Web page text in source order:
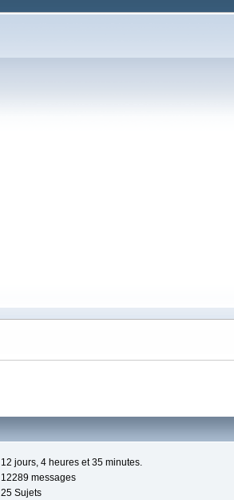
12 jours, 4 heures et 35 minutes.
12289 messages
25 Sujets